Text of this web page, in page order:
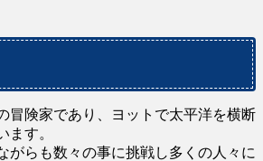
冒険家であり、ヨットで太平洋を横断
ます。
がらも数々の事に挑戦し多くの人々に